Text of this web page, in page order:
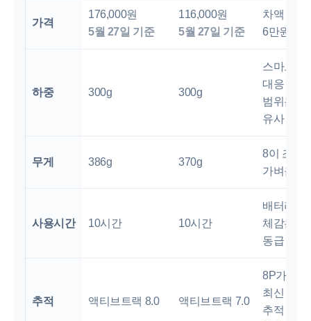
가격
176,000원
5월 27일 기준
116,000원
5월 27일 기준
차액 약
6만원
하중 300g 300g
스마트폰
대응
범위는
유사
무게 386g 370g
8이 조금
가벼움
사용시간 10시간 10시간
배터리
체감은
동급
추적 액티브트랙 8.0 액티브트랙 7.0
8P가
최신
추적